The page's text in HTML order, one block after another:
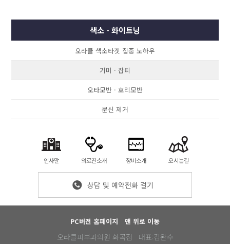
색소ㆍ화이트닝
오라클 색소타겟 집중 노하우
기미ㆍ잡티
오타모반ㆍ호리모반
문신 제거
인사말 의료진소개 장비소개 오시는길
상담 및 예약전화 걸기
PC버전 홈페이지 맨 위로 이동
오라클피부과의원 화곡점 대표:김완수